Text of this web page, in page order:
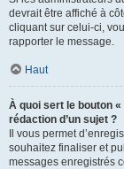
devrait être affiché à
cliquant sur celui-ci,
rapporter le message.
Haut
À quoi sert le bouton
rédaction d’un sujet ?
Il vous permet
souhaitez finaliser et
messages enregistrés